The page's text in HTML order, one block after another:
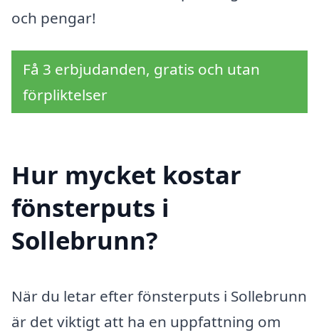
och pengar!
Få 3 erbjudanden, gratis och utan
förpliktelser
Hur mycket kostar
fönsterputs i
Sollebrunn?
När du letar efter fönsterputs i Sollebrunn
är det viktigt att ha en uppfattning om